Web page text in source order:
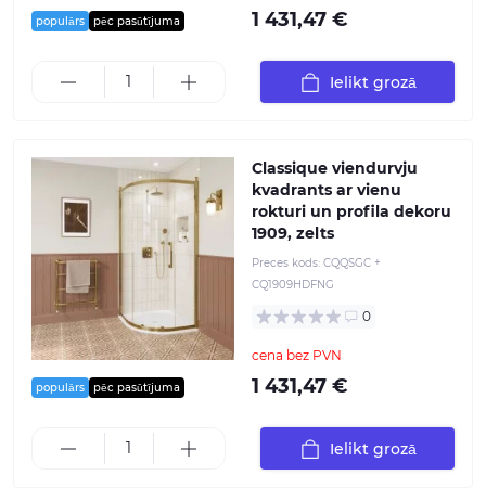
populārs pēc pasūtījuma 1 431,47 €
Ielikt grozā
populārs pēc pasūtījuma
Classique viendurvju
kvadrants ar vienu
rokturi un profila dekoru
1909, zelts
Preces kods: CQQSGC +
CQ1909HDFNG
0
cena bez PVN
1 431,47 €
Ielikt grozā